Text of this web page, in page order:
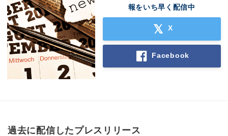
報をいち早く配信中
X
Facebook
過去に配信したプレスリリース